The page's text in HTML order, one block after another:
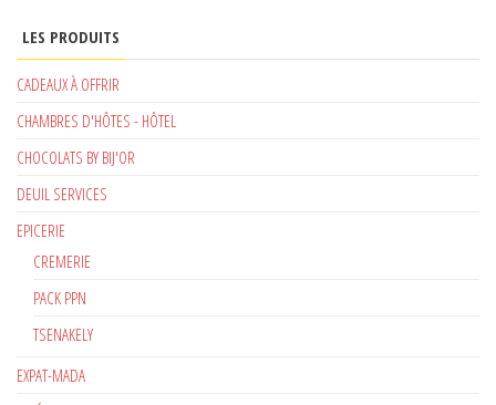
LES PRODUITS
CADEAUX À OFFRIR
CHAMBRES D'HÔTES - HÔTEL
CHOCOLATS BY BIJ'OR
DEUIL SERVICES
EPICERIE
CREMERIE
PACK PPN
TSENAKELY
EXPAT-MADA